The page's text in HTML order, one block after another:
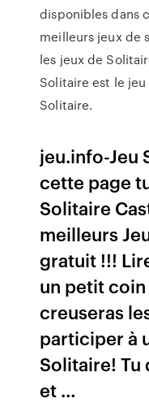
disponibles dans
meilleurs jeux de
les jeux de
Solitaire est le
Solitaire.
jeu.info-Jeu
cette page
Solitaire
meilleurs
gratuit !!!
un petit
creuseras
participer à
Solitaire!
et …